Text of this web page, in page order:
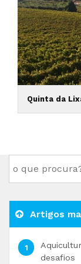
Quinta da
Artigos
desafios